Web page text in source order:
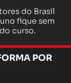
do Brasil
fique sem
curso.
POR